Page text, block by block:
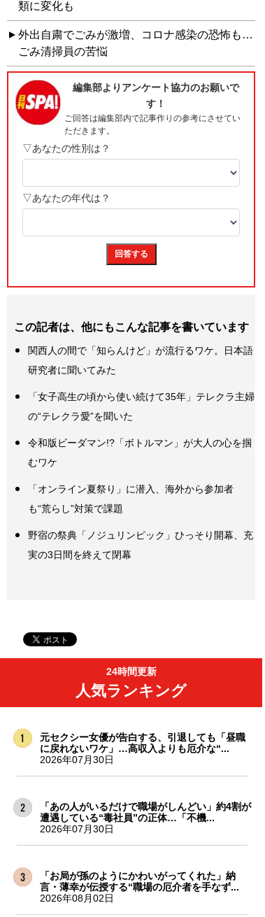
類に変化も
外出自粛でごみが激増、コロナ感染の恐怖も…
ごみ清掃員の苦悩
この記者は、他にもこんな記事を書いています
関西人の間で「知らんけど」が流行るワケ。日本語
研究者に聞いてみた
「女子高生の頃から使い続けて35年」テレクラ主婦
の“テレクラ愛”を聞いた
令和版ビーダマン!?「ボトルマン」が大人の心を掴
むワケ
「オンライン夏祭り」に潜入、海外から参加者
も“荒らし”対策で課題
野宿の祭典「ノジュリンピック」ひっそり開幕、充
実の3日間を終えて閉幕
24時間更新
人気ランキング
元セクシー女優が告白する、引退しても「昼職
に戻れないワケ」…高収入よりも厄介な“...
2026年07月30日
「あの人がいるだけで職場がしんどい」約4割が
遭遇している“毒社員”の正体…「不機...
2026年07月30日
「お局が孫のようにかわいがってくれた」納
言・薄幸が伝授する“職場の厄介者を手なず...
2026年08月02日